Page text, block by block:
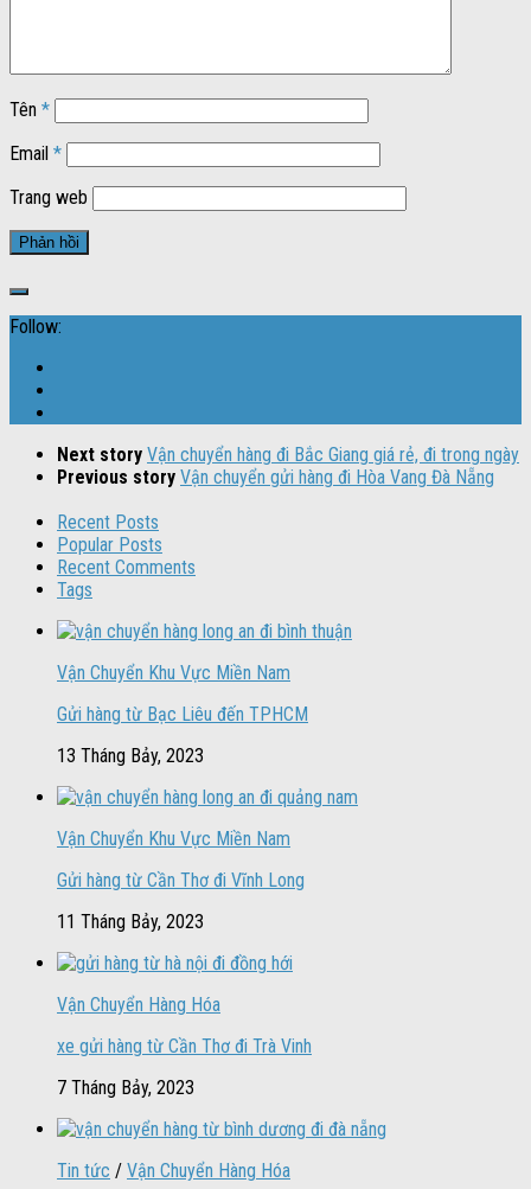
Tên *
Email *
Trang web
Follow:
Next story Vận chuyển hàng đi Bắc Giang giá rẻ, đi trong ngày
Previous story Vận chuyển gửi hàng đi Hòa Vang Đà Nẵng
Recent Posts
Popular Posts
Recent Comments
Tags
Vận Chuyển Khu Vực Miền Nam
Gửi hàng từ Bạc Liêu đến TPHCM
13 Tháng Bảy, 2023
Vận Chuyển Khu Vực Miền Nam
Gửi hàng từ Cần Thơ đi Vĩnh Long
11 Tháng Bảy, 2023
Vận Chuyển Hàng Hóa
xe gửi hàng từ Cần Thơ đi Trà Vinh
7 Tháng Bảy, 2023
Tin tức / Vận Chuyển Hàng Hóa